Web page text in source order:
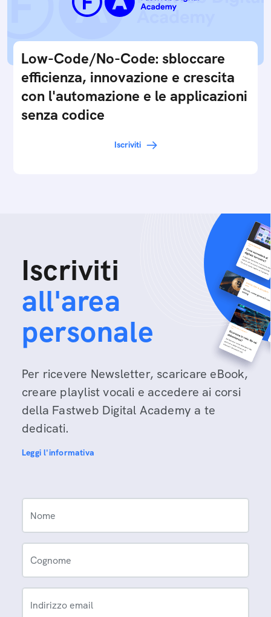
Low-Code/No-Code: sbloccare
efficienza, innovazione e crescita
con l'automazione e le applicazioni
senza codice
Iscriviti
Iscriviti
all'area
personale
Per ricevere Newsletter, scaricare eBook,
creare playlist vocali e accedere ai corsi
della Fastweb Digital Academy a te
dedicati.
Leggi l'informativa
Nome
Cognome
Indirizzo email